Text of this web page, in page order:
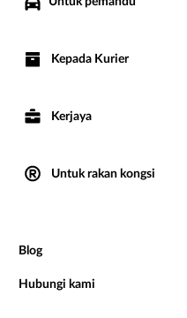
Kepada Kurier
Kerjaya
Untuk rakan kongsi
Blog
Hubungi kami